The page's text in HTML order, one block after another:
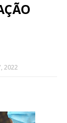
2022